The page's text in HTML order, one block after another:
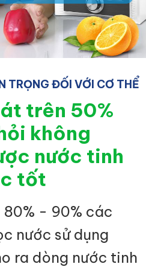
TRỌNG ĐỐI VỚI CƠ THỂ
trên 50%
không
nước tinh
tốt
80% - 90% các
nước sử dụng
ra dòng nước tinh